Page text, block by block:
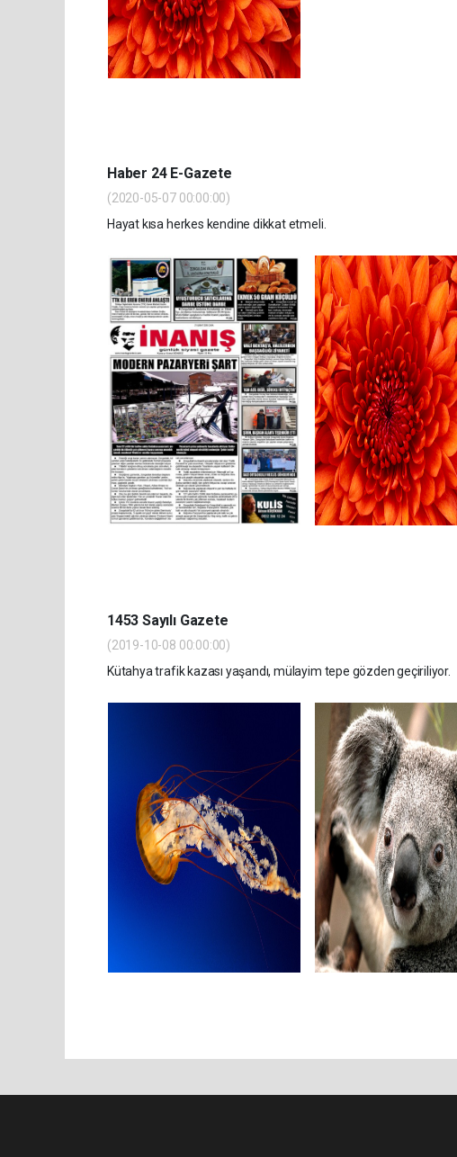
Haber 24 E-Gazete
(2020-05-07 00:00:00)
Hayat kısa herkes kendine dikkat etmeli.
1453 Sayılı Gazete
(2019-10-08 00:00:00)
Kütahya trafik kazası yaşandı, mülayim tepe gözden geçiriliyor.